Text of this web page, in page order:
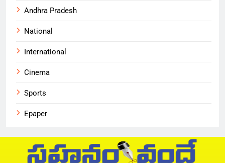
Andhra Pradesh
National
International
Cinema
Sports
Epaper